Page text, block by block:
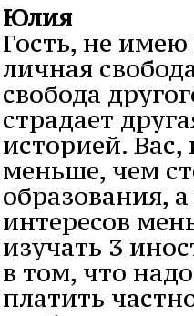
Юлия
Гость, не
личная
свобода
страдает
историей.
меньше, чем
образования,
интересов
изучать 3
в том, что
платить